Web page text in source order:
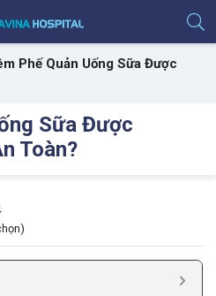
Phế Quản Uống Sữa Được
Sữa Được
Toàn?